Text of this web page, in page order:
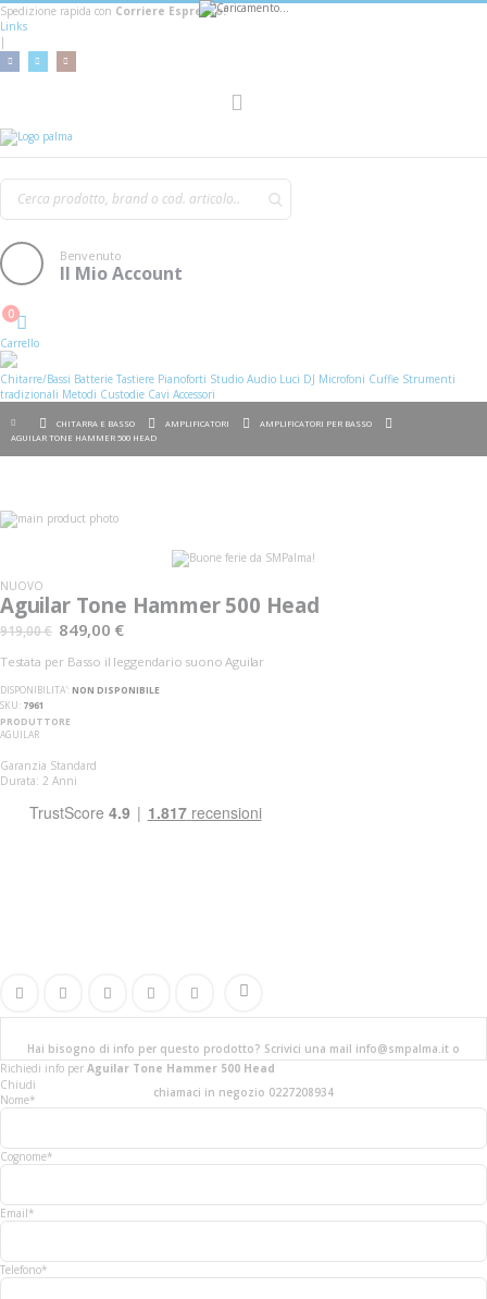
Spedizione rapida con Corriere Espresso!
Links
|
Benvenuto
Il Mio Account
Cart
0
Carrello
Chitarre/Bassi Batterie Tastiere Pianoforti Studio Audio Luci DJ Microfoni Cuffie Strumenti
tradizionali Metodi Custodie Cavi Accessori
CHITARRA E BASSO AMPLIFICATORI
AMPLIFICATORI PER BASSO
AGUILAR TONE HAMMER 500 HEAD
Vai
alla
galleria
di
immagini
galleria
di
immagini
NUOVO
Aguilar Tone Hammer 500 Head
919,00 € 849,00 €
Testata per Basso il leggendario suono Aguilar
DISPONIBILITA':NON DISPONIBILE
SKU 7961
PRODUTTORE
AGUILAR
Garanzia Standard
Durata: 2 Anni
Hai bisogno di info per questo prodotto? Scrivici una mail info@smpalma.it o
chiamaci in negozio 0227208934
Richiedi info per Aguilar Tone Hammer 500 Head
Chiudi
Nome*
Cognome*
Email*
Telefono*